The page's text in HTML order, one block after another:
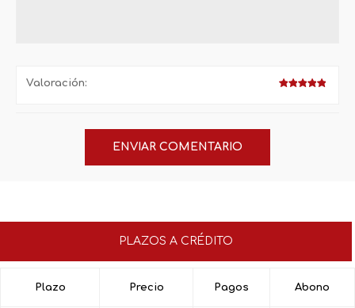
Valoración:
PLAZOS A CRÉDITO
Plazo Precio Pagos Abono